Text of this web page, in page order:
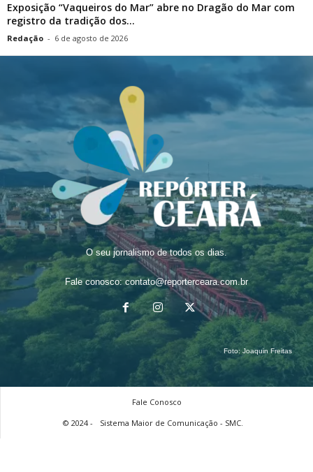
Exposição “Vaqueiros do Mar” abre no Dragão do Mar com
registro da tradição dos...
Redação - 6 de agosto de 2026
O seu jornalismo de todos os dias.
Fale conosco:contato@reporterceara.com.br
Foto: Joaquin Freitas
Fale Conosco
© 2024 -
Sistema Maior de Comunicação - SMC.